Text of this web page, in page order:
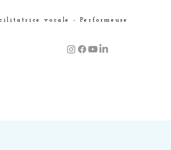
vocale - Performeuse